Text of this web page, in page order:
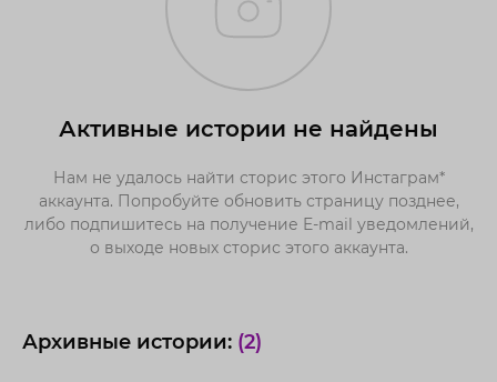
Активные истории не найдены
Нам не удалось найти сторис этого Инстаграм*
аккаунта. Попробуйте обновить страницу позднее,
либо подпишитесь на получение E-mail уведомлений,
о выходе новых сторис этого аккаунта.
Архивные истории: (2)